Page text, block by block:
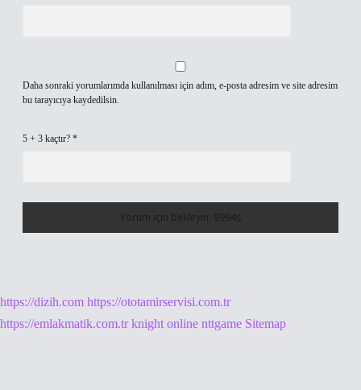
Daha sonraki yorumlarımda kullanılması için adım, e-posta adresim ve site adresim
bu tarayıcıya kaydedilsin.
5 + 3 kaçtır? *
https://dizih.com https://ototamirservisi.com.tr
https://emlakmatik.com.tr knight online nttgame Sitemap